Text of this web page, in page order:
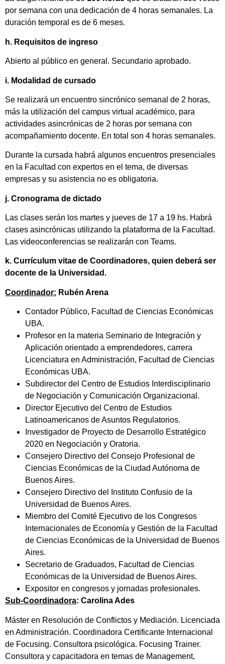
por semana con una dedicación de 4 horas semanales. La
duración temporal es de 6 meses.
h. Requisitos de ingreso
Abierto al público en general. Secundario aprobado.
i. Modalidad de cursado
Se realizará un encuentro sincrónico semanal de 2 horas,
más la utilización del campus virtual académico, para
actividades asincrónicas de 2 horas por semana con
acompañamiento docente. En total son 4 horas semanales.
Durante la cursada habrá algunos encuentros presenciales
en la Facultad con expertos en el tema, de diversas
empresas y su asistencia no es obligatoria.
j. Cronograma de dictado
Las clases serán los martes y jueves de 17 a 19 hs. Habrá
clases asincrónicas utilizando la plataforma de la Facultad.
Las videoconferencias se realizarán con Teams.
k. Currículum vitae de Coordinadores, quien deberá ser
docente de la Universidad.
Coordinador: Rubén Arena
Contador Público, Facultad de Ciencias Económicas
UBA.
Profesor en la materia Seminario de Integración y
Aplicación orientado a emprendedores, carrera
Licenciatura en Administración, Facultad de Ciencias
Económicas UBA.
Subdirector del Centro de Estudios Interdisciplinario
de Negociación y Comunicación Organizacional.
Director Ejecutivo del Centro de Estudios
Latinoamericanos de Asuntos Regulatorios.
Investigador de Proyecto de Desarrollo Estratégico
2020 en Negociación y Oratoria.
Consejero Directivo del Consejo Profesional de
Ciencias Económicas de la Ciudad Autónoma de
Buenos Aires.
Consejero Directivo del Instituto Confusio de la
Universidad de Buenos Aires.
Miembro del Comité Ejecutivo de los Congresos
Internacionales de Economía y Gestión de la Facultad
de Ciencias Económicas de la Universidad de Buenos
Aires.
Secretario de Graduados, Facultad de Ciencias
Económicas de la Universidad de Buenos Aires.
Expositor en congresos y jornadas profesionales.
Sub-Coordinadora: Carolina Ades
Máster en Resolución de Conflictos y Mediación. Licenciada
en Administración. Coordinadora Certificante Internacional
de Focusing. Consultora psicológica. Focusing Trainer.
Consultora y capacitadora en temas de Management,